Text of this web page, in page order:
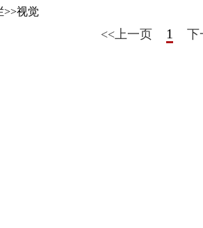
>>视觉
<<上一页 1 下